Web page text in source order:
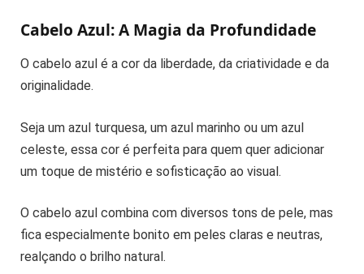
Cabelo Azul: A Magia da Profundidade
O cabelo azul é a cor da liberdade, da criatividade e da
originalidade.
Seja um azul turquesa, um azul marinho ou um azul
celeste, essa cor é perfeita para quem quer adicionar
um toque de mistério e sofisticação ao visual.
O cabelo azul combina com diversos tons de pele, mas
fica especialmente bonito em peles claras e neutras,
realçando o brilho natural.